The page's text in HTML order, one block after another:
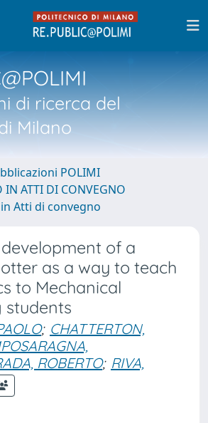
di ricerca del
Milano
POLIMI
IN ATTI DI CONVEGNO
Atti di convegno
of a
as a way to teach
to Mechanical
students
; CHATTERTON,
ROBERTO; RIVA,